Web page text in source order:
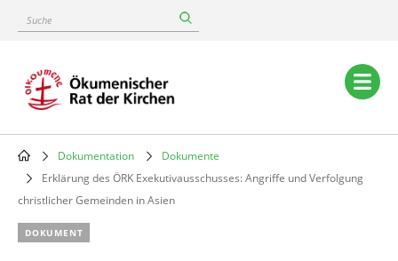
content
Suche
Main
navigation
Breadcrumb
Dokumentation
Dokumente
Erklärung des ÖRK Exekutivausschusses: Angriffe und Verfolgung
christlicher Gemeinden in Asien
DOKUMENT